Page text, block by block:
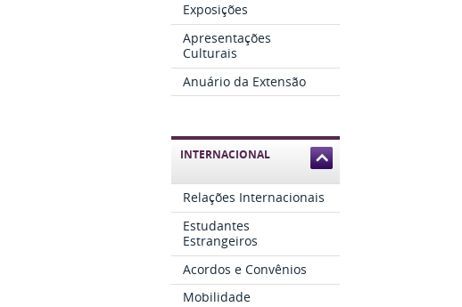
Exposições
Apresentações
Culturais
Anuário da Extensão
INTERNACIONAL
Relações Internacionais
Estudantes
Estrangeiros
Acordos e Convênios
Mobilidade